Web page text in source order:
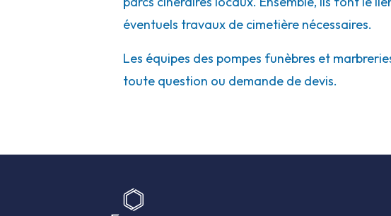
éventuels travaux de cimetière nécessaires.
Les équipes des pompes funèbres et
toute question ou demande de devis.